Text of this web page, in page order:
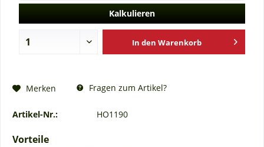
Kalkulieren
In den Warenkorb
Merken Fragen zum Artikel?
Artikel-Nr.: HO1190
Vorteile